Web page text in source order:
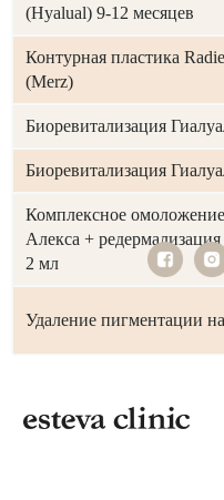
(Hyalual) 9-12 месяцев
Контурная пластика
(Merz)
Биоревитализация
Биоревитализация
Комплексное
Алекса +
2 мл
Удаление пигментации